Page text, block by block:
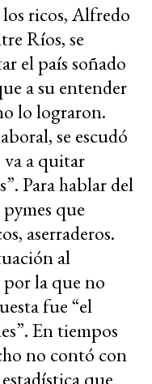
ricos, Alfredo
Ríos, se
el país soñado
a su entender
lo lograron.
se escudó
va a quitar
Para hablar del
que
aserraderos.
al
la que no
fue “el
En tiempos
no contó con
que